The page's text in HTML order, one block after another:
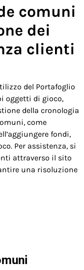
comuni
dei
clienti
del Portafoglio
oggetti di gioco,
della cronologia
come
fondi,
Per assistenza, si
attraverso il sito
una risoluzione